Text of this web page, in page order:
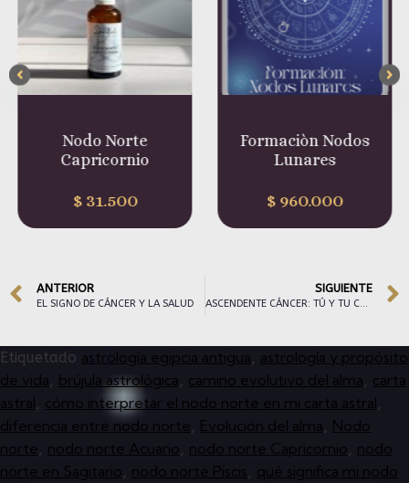
Nodo Norte
Capricornio
$31.500
Formaciòn Nodos
Lunares
$ 960.000
ANTERIOR
EL SIGNO DE CÁNCER Y LA SALUD
SIGUIENTE
ASCENDENTE CÁNCER: TÚ Y TU CUERPO .
Etiquetado astrología egipcia antigua, astrología y propósito
de vida, brújula astrológica, camino evolutivo del alma, carta
astral, cómo interpretar el nodo norte en mi carta astral,
diferencia entre nodo norte, Evolución del alma, Nodo
norte, nodo norte Acuario, nodo norte Capricornio, nodo
norte en Sagitario, nodo norte Piscis, qué significa mi nodo